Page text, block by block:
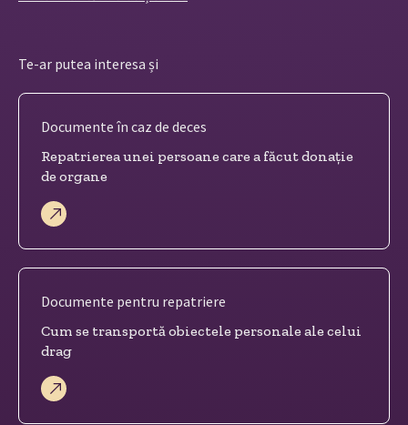
Te-ar putea interesa și
Documente în caz de deces
Repatrierea unei persoane care a făcut donație
de organe
Documente pentru repatriere
Cum se transportă obiectele personale ale celui
drag